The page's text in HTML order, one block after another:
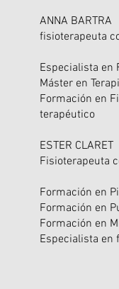
ANNA BARTRA
fisioterapeuta
Especialista en
Máster en
Formación en
terapéutico
ESTER CLARET
Fisioterapeuta
Formación en
Formación en
Formación en
Especialista en